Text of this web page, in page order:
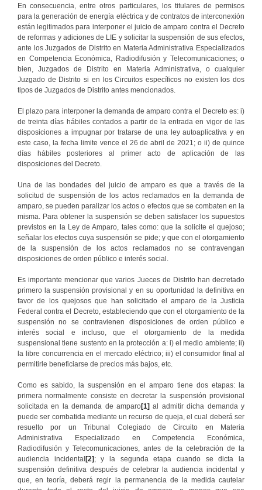
En consecuencia, entre otros particulares, los titulares de permisos
para la generación de energía eléctrica y de contratos de interconexión
están legitimados para interponer el juicio de amparo contra el Decreto
de reformas y adiciones de LIE y solicitar la suspensión de sus efectos,
ante los Juzgados de Distrito en Materia Administrativa Especializados
en Competencia Económica, Radiodifusión y Telecomunicaciones; o
bien, Juzgados de Distrito en Materia Administrativa, o cualquier
Juzgado de Distrito si en los Circuitos específicos no existen los dos
tipos de Juzgados de Distrito antes mencionados.
El plazo para interponer la demanda de amparo contra el Decreto es: i)
de treinta días hábiles contados a partir de la entrada en vigor de las
disposiciones a impugnar por tratarse de una ley autoaplicativa y en
este caso, la fecha limite vence el 26 de abril de 2021; o ii) de quince
días hábiles posteriores al primer acto de aplicación de las
disposiciones del Decreto.
Una de las bondades del juicio de amparo es que a través de la
solicitud de suspensión de los actos reclamados en la demanda de
amparo, se pueden paralizar los actos o efectos que se combaten en la
misma. Para obtener la suspensión se deben satisfacer los supuestos
previstos en la Ley de Amparo, tales como: que la solicite el quejoso;
señalar los efectos cuya suspensión se pide; y que con el otorgamiento
de la suspensión de los actos reclamados no se contravengan
disposiciones de orden público e interés social.
Es importante mencionar que varios Jueces de Distrito han decretado
primero la suspensión provisional y en su oportunidad la definitiva en
favor de los quejosos que han solicitado el amparo de la Justicia
Federal contra el Decreto, estableciendo que con el otorgamiento de la
suspensión no se contravienen disposiciones de orden público e
interés social e incluso, que el otorgamiento de la medida
suspensional tiene sustento en la protección a: i) el medio ambiente; ii)
la libre concurrencia en el mercado eléctrico; iii) el consumidor final al
permitirle beneficiarse de precios más bajos, etc.
Como es sabido, la suspensión en el amparo tiene dos etapas: la
primera normalmente consiste en decretar la suspensión provisional
solicitada en la demanda de amparo[1] al admitir dicha demanda y
puede ser combatida mediante un recurso de queja, el cual deberá ser
resuelto por un Tribunal Colegiado de Circuito en Materia
Administrativa Especializado en Competencia Económica,
Radiodifusión y Telecomunicaciones, antes de la celebración de la
audiencia incidental[2]; y la segunda etapa cuando se dicta la
suspensión definitiva después de celebrar la audiencia incidental y
que, en teoría, deberá regir la permanencia de la medida cautelar